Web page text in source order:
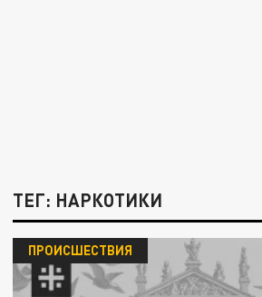
ТЕГ: НАРКОТИКИ
ПРОИСШЕСТВИЯ